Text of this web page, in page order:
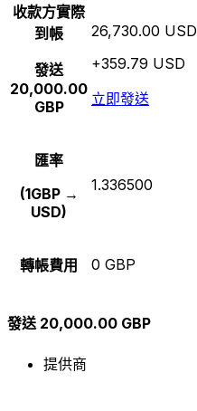
收款方實際
到帳
發送
20,000.00
GBP
26,730.00 USD
+359.79 USD
立即發送
匯率
(1GBP →
USD)
1.336500
轉帳費用 0 GBP
發送 20,000.00 GBP
提供商